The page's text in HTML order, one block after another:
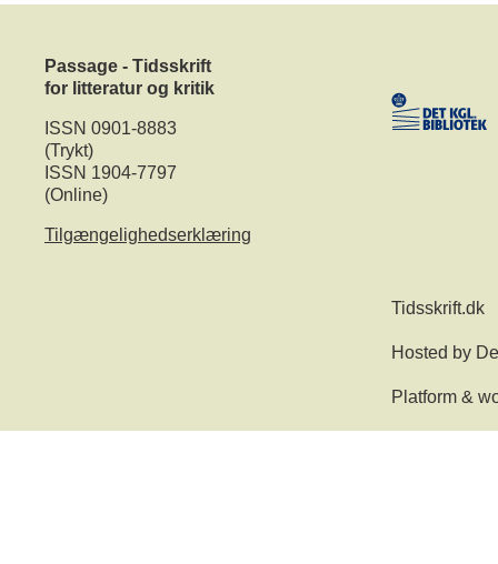
Passage - Tidsskrift
for litteratur og kritik
ISSN 0901-8883
(Trykt)
ISSN 1904-7797
(Online)
Tilgængelighedserklæring